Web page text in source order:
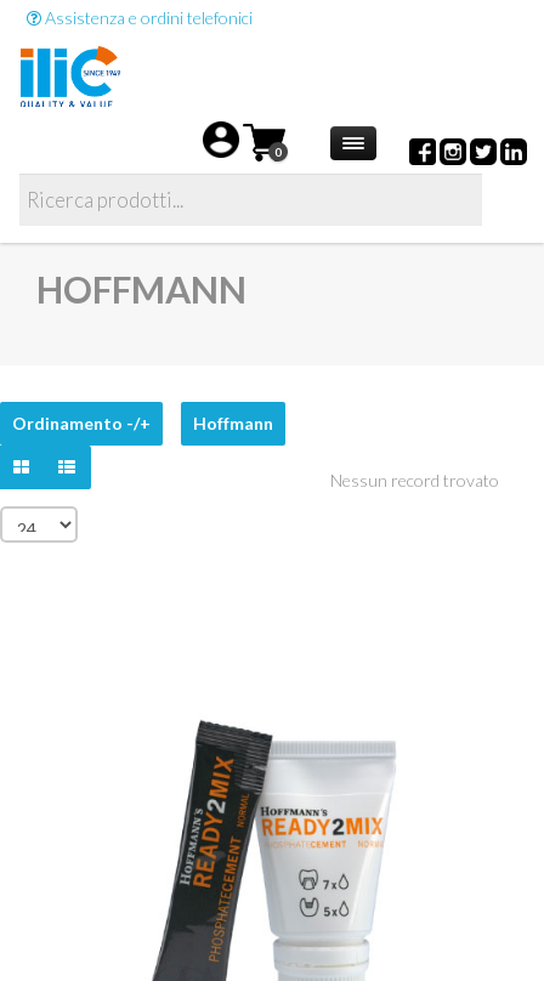
Assistenza e ordini telefonici
0
HOFFMANN
Ordinamento -/+ Hoffmann
Nessun record trovato